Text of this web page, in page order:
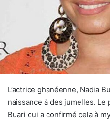
L’actrice ghanéenne, Nadia
naissance à des jumelles. Le
Buari qui a confirmé cela à